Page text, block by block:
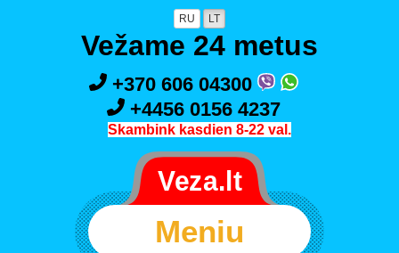
RU LT
Vežame 24 metus
+370 606 04300
+4456 0156 4237
Skambink kasdien 8-22 val.
Meniu